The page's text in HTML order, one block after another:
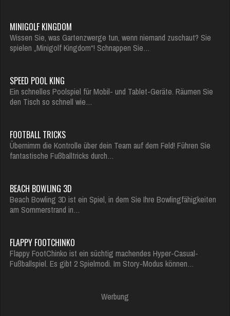
MINIGOLF KINGDOM
Wissen Sie, was Gartenzwerge tun, wenn niemand zuschaut? Sie
spielen „Minigolf Kingdom“! Schnappen Sie…
SPEED POOL KING
Ein schnelles Poolspiel für Mobil- und Tablet-Geräte. Räumen Sie
den Tisch so schnell wie…
FOOTBALL TRICKS
Übernimm die Kontrolle über dein Team auf dem Feld! Führen Sie
fantastische Fußballtricks durch…
BEACH BOWLING 3D
Beach Bowling 3D ist ein Spiel, in dem Sie Ihre Bowlingfähigkeiten
am Sommerstrand in…
FLAPPY FOOTCHINKO
Flappy FootChinko ist ein süchtig machendes Hyper-Casual-
Fußballspiel. Es gibt 2 Spielmodi. Im Story-Modus können…
Werbung